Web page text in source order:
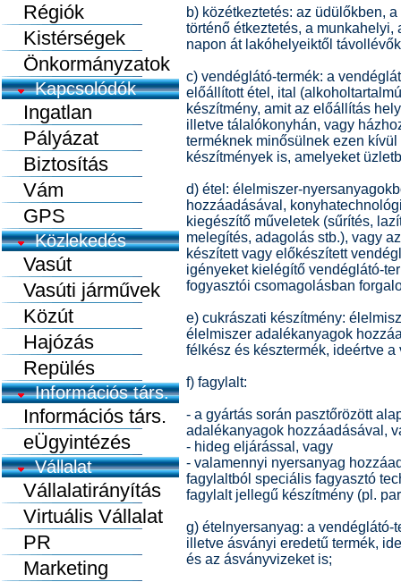
Régiók
Kistérségek
Önkormányzatok
Kapcsolódók
Ingatlan
Pályázat
Biztosítás
Vám
GPS
Közlekedés
Vasút
Vasúti járművek
Közút
Hajózás
Repülés
Információs társ.
Információs társ.
eÜgyintézés
Vállalat
Vállalatirányítás
Virtuális Vállalat
PR
Marketing
b) közétkeztetés: az üdülőkben,
történő étkeztetés, a
napon át lakóhelyeiktől
c) vendéglátó-termék: a
előállított étel, ital
készítmény, amit az előállítás
illetve tálalókonyhán, vagy
terméknek minősülnek ezen
készítmények is, amelyeket
d) étel: élelmiszer-
hozzáadásával,
kiegészítő műveletek (sűrítés,
melegítés, adagolás stb.), vagy
készített vagy előkészített
igényeket kielégítő vendéglátó-
fogyasztói csomagolásban
e) cukrászati készítmény:
élelmiszer adalékanyagok
félkész és késztermék, ideértve
f) fagylalt:
- a gyártás során pasztőrözött
adalékanyagok hozzáadásával,
- hideg eljárással, vagy
- valamennyi nyersanyag
fagylaltból speciális fagyasztó
fagylalt jellegű készítmény (pl.
g) ételnyersanyag: a
illetve ásványi eredetű termék,
és az ásványvizeket is;